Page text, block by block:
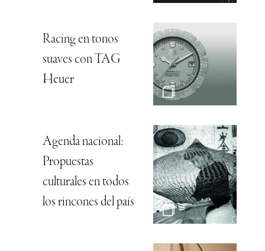
Racing en tonos
suaves con TAG
Heuer
Agenda nacional:
Propuestas
culturales en todos
los rincones del país